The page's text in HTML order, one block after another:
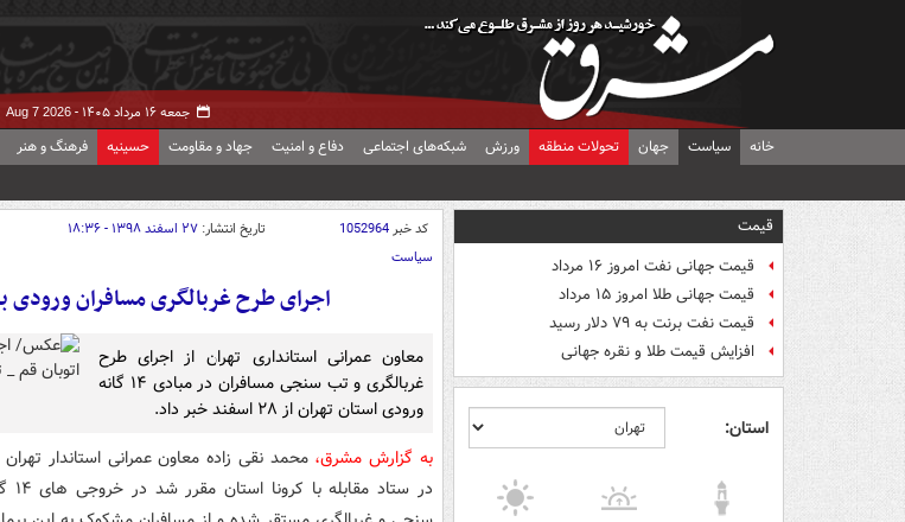
جمعه ۱۶ مرداد ۱۴۰۵ - Aug 7 2026
خانه سیاست جهان تحولات منطقه ورزش شبکه‌های اجتماعی دفاع و امنیت جهاد و مقاومت حسینیه فرهنگ و هنر
قیمت
قیمت جهانی نفت امروز ۱۶ مرداد
قیمت جهانی طلا امروز ۱۵ مرداد
قیمت نفت برنت به ۷۹ دلار رسید
افزایش قیمت طلا و نقره جهانی
استان:
کد خبر1052964 تاریخ انتشار: ۲۷ اسفند ۱۳۹۸ - ۱۸:۳۶
سیاست
اجرای طرح غربالگری مسافران ورودی
معاون عمرانی استانداری تهران از اجرای طرح
غربالگری و تب سنجی مسافران در مبادی ۱۴ گانه
ورودی استان تهران از ۲۸ اسفند خبر داد.
به گزارش مشرق، محمد نقی زاده معاون عمرانی استاندار